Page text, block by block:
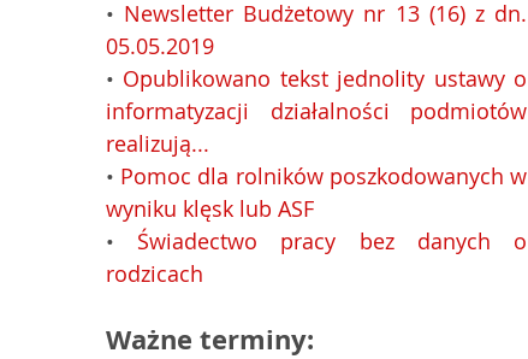
• Newsletter Budżetowy nr 13 (16) z dn.
05.05.2019
• Opublikowano tekst jednolity ustawy o
informatyzacji działalności podmiotów
realizują...
• Pomoc dla rolników poszkodowanych w
wyniku klęsk lub ASF
• Świadectwo pracy bez danych o
rodzicach
Ważne terminy: